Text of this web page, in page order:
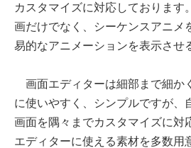
カスタマイズに対応しております
画だけでなく、シーケンスアニメ
易的なアニメーションを表示させ
画面エディターは細部まで細か
に使いやすく、シンプルですが、
画面を隅々までカスタマイズに対
エディターに使える素材を多数用